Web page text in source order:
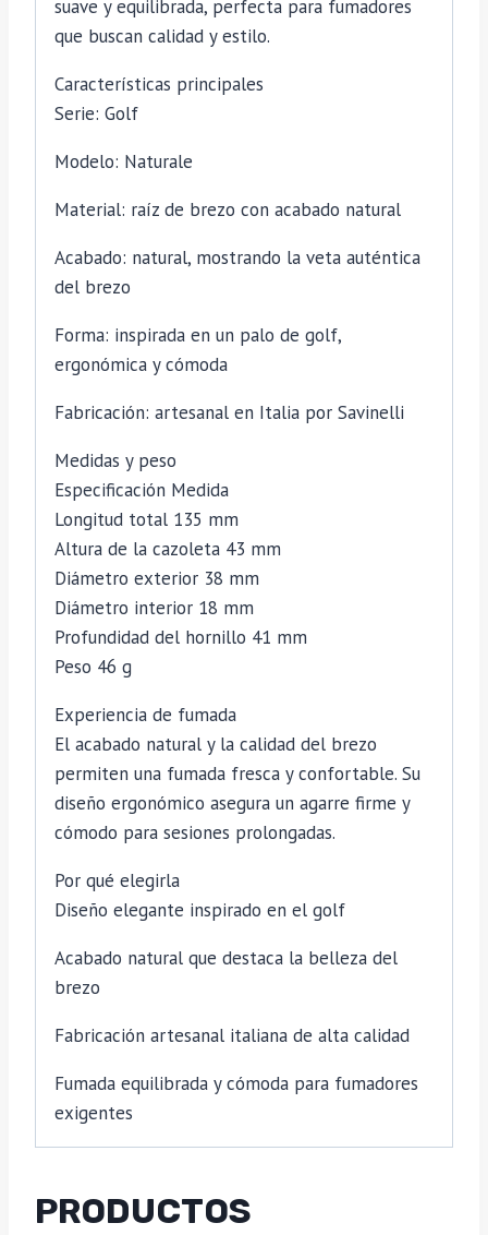
suave y equilibrada, perfecta para fumadores
que buscan calidad y estilo.
Características principales
Serie: Golf
Modelo: Naturale
Material: raíz de brezo con acabado natural
Acabado: natural, mostrando la veta auténtica
del brezo
Forma: inspirada en un palo de golf,
ergonómica y cómoda
Fabricación: artesanal en Italia por Savinelli
Medidas y peso
Especificación Medida
Longitud total 135 mm
Altura de la cazoleta 43 mm
Diámetro exterior 38 mm
Diámetro interior 18 mm
Profundidad del hornillo 41 mm
Peso 46 g
Experiencia de fumada
El acabado natural y la calidad del brezo
permiten una fumada fresca y confortable. Su
diseño ergonómico asegura un agarre firme y
cómodo para sesiones prolongadas.
Por qué elegirla
Diseño elegante inspirado en el golf
Acabado natural que destaca la belleza del
brezo
Fabricación artesanal italiana de alta calidad
Fumada equilibrada y cómoda para fumadores
exigentes
PRODUCTOS